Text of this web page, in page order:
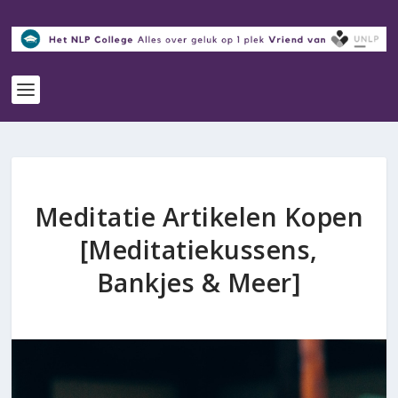
Meditatie Artikelen Kopen
[Meditatiekussens,
Bankjes & Meer]